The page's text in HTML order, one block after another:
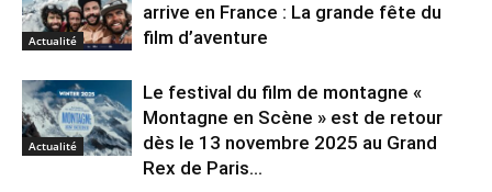
Actualité
arrive en France : La grande fête du
film d’aventure
Actualité
Le festival du film de montagne «
Montagne en Scène » est de retour
dès le 13 novembre 2025 au Grand
Rex de Paris...